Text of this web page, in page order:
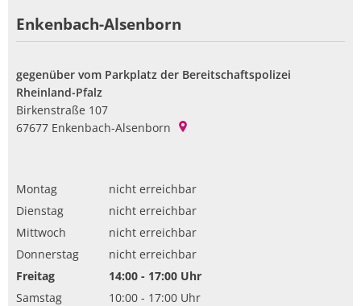
Enkenbach-Alsenborn
gegenüber vom Parkplatz der Bereitschaftspolizei
Rheinland-Pfalz
Birkenstraße 107
67677 Enkenbach-Alsenborn
Montag
nicht erreichbar
Dienstag
nicht erreichbar
Mittwoch
nicht erreichbar
Donnerstag
nicht erreichbar
Freitag
14:00 - 17:00 Uhr
Von 14:00 bis 17:00 Uhr
Samstag 10:00 - 17:00 Uhr